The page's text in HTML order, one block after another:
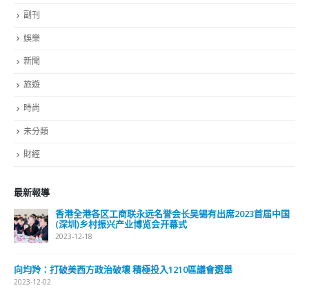
副刊
娛樂
新聞
旅遊
時尚
未分類
財經
最新報導
香港全港各区工商联永远名誉会长吴锡有出席2023首届中国
(深圳)乡村振兴产业博览会开幕式
2023-12-18
向均羚：打破美西方政治破壞 積極投入1210區議會選舉
2023-12-02